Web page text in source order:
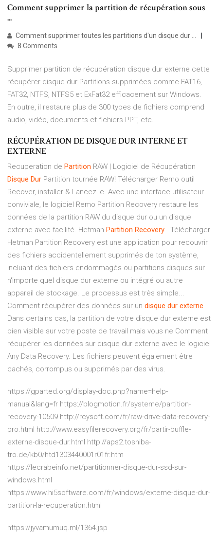
Comment supprimer la partition de récupération sous
...
Comment supprimer toutes les partitions d'un disque dur ...
8 Comments
Supprimer partition de récupération disque dur externe cette
récupérer disque dur Partitions supprimées comme FAT16,
FAT32, NTFS, NTFS5 et ExFat32 efficacement sur Windows.
En outre, il restaure plus de 300 types de fichiers comprend
audio, vidéo, documents et fichiers PPT, etc.
RÉCUPÉRATION DE DISQUE DUR INTERNE ET
EXTERNE
Recuperation de Partition RAW | Logiciel de Récupération
Disque Dur Partition tournée RAW! Télécharger Remo outil
Recover, installer & Lancez-le. Avec une interface utilisateur
conviviale, le logiciel Remo Partition Recovery restaure les
données de la partition RAW du disque dur ou un disque
externe avec facilité. Hetman Partition Recovery - Télécharger
Hetman Partition Recovery est une application pour recouvrir
des fichiers accidentellement supprimés de ton système,
incluant des fichiers endommagés ou partitions disques sur
n'importe quel disque dur externe ou intégré ou autre
appareil de stockage. Le processus est très simple...
Comment récupérer des données sur un disque dur externe
Dans certains cas, la partition de votre disque dur externe est
bien visible sur votre poste de travail mais vous ne Comment
récupérer les données sur disque dur externe avec le logiciel
Any Data Recovery. Les fichiers peuvent également être
cachés, corrompus ou supprimés par des virus.
https://gparted.org/display-doc.php?name=help-
manual&lang=fr https://blogmotion.fr/systeme/partition-
recovery-10509 http://rcysoft.com/fr/raw-drive-data-recovery-
pro.html http://www.easyfilerecovery.org/fr/partir-buffle-
externe-disque-dur.html http://aps2.toshiba-
tro.de/kb0/htd1303440001r01fr.htm
https://lecrabeinfo.net/partitionner-disque-dur-ssd-sur-
windows.html
https://www.hi5software.com/fr/windows/externe-disque-dur-
partition-la-recuperation.html
https://jyvamumuq.ml/1364.jsp